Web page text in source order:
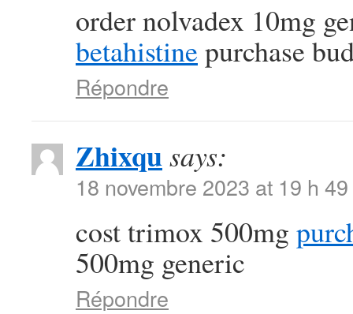
order nolvadex 10mg
betahistine purchase
Répondre
Zhixqusays:
18 novembre 2023 at 19 h
cost trimox 500mg
500mg generic
Répondre